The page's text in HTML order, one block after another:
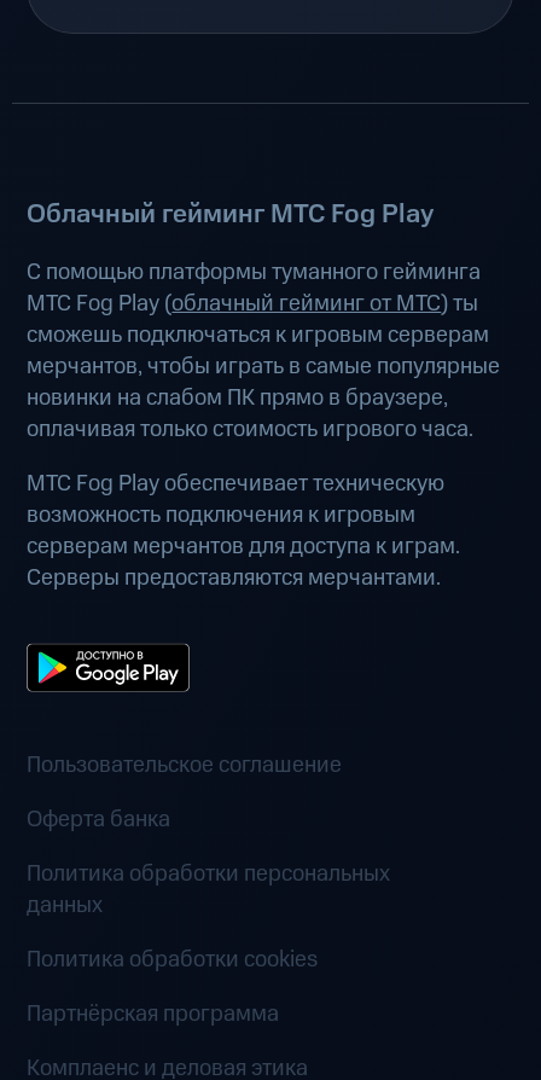
Облачный гейминг МТС Fog Play
С помощью платформы туманного гейминга
МТС Fog Play (облачный гейминг от МТС) ты
сможешь подключаться к игровым серверам
мерчантов, чтобы играть в самые популярные
новинки на слабом ПК прямо в браузере,
оплачивая только стоимость игрового часа.
МТС Fog Play обеспечивает техническую
возможность подключения к игровым
серверам мерчантов для доступа к играм.
Серверы предоставляются мерчантами.
Пользовательское соглашение
Оферта банка
Политика обработки персональных
данных
Политика обработки cookies
Партнёрская программа
Комплаенс и деловая этика